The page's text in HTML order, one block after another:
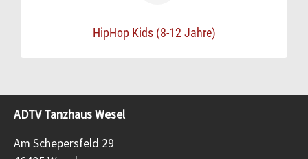
HipHop Kids (8-12 Jahre)
ADTV Tanzhaus Wesel
Am Schepersfeld 29